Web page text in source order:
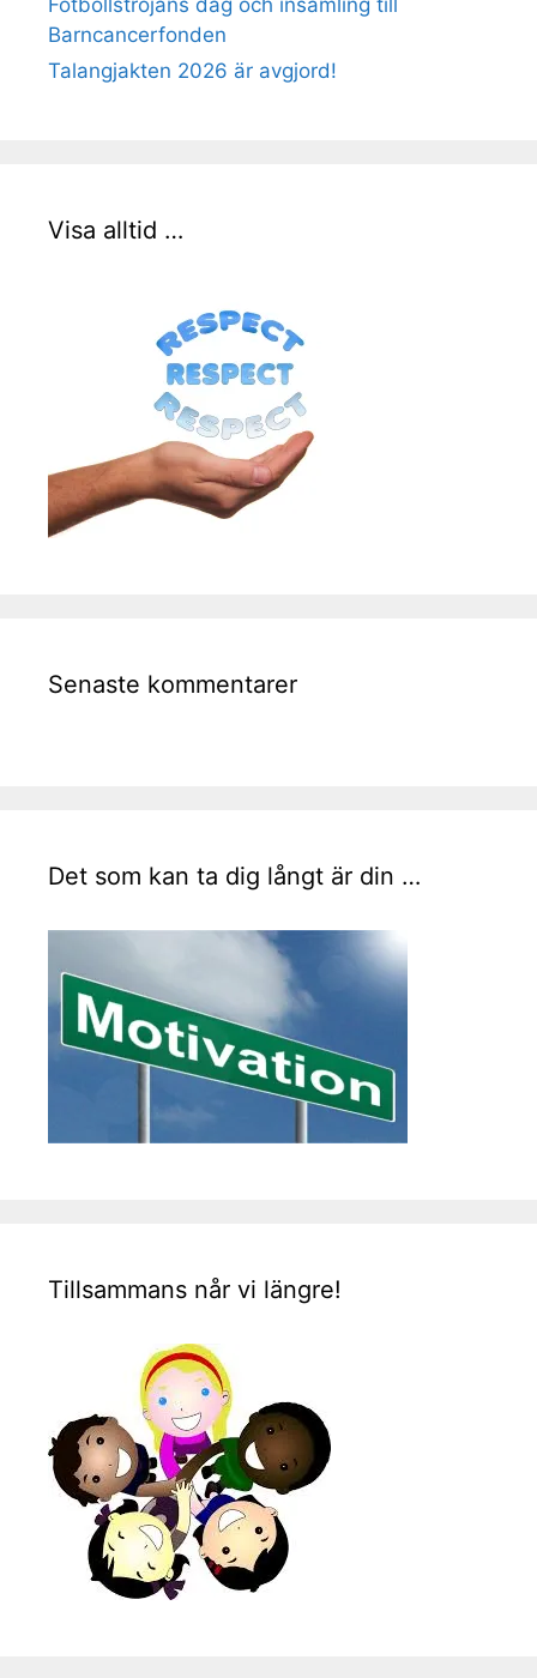
Barncancerfonden
Talangjakten 2026 är avgjord!
Visa alltid …
Senaste kommentarer
Det som kan ta dig långt är din …
Tillsammans når vi längre!